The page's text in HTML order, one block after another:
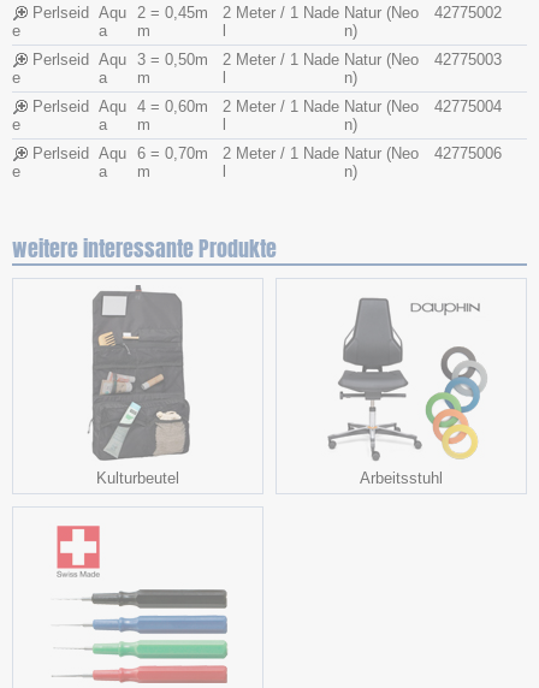
Perlseid
e
Aqu
a
2 = 0,45m
m
2 Meter / 1 Nade Natur (Neo
n)
42775002
Perlseid
e
Aqu
a
3 = 0,50m
m
2 Meter / 1 Nade Natur (Neo
n)
42775003
Perlseid
e
Aqu
a
4 = 0,60m
m
2 Meter / 1 Nade Natur (Neo
n)
42775004
Perlseid
e
Aqu
a
6 = 0,70m
m
2 Meter / 1 Nade Natur (Neo
n)
42775006
weitere interessante Produkte
Kulturbeutel Arbeitsstuhl